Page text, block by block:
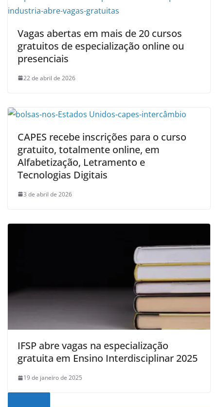
Vagas abertas em mais de 20 cursos
gratuitos de especialização online ou
presenciais
22 de abril de 2026
CAPES recebe inscrições para o curso
gratuito, totalmente online, em
Alfabetização, Letramento e
Tecnologias Digitais
3 de abril de 2026
IFSP abre vagas na especialização
gratuita em Ensino Interdisciplinar 2025
19 de janeiro de 2025